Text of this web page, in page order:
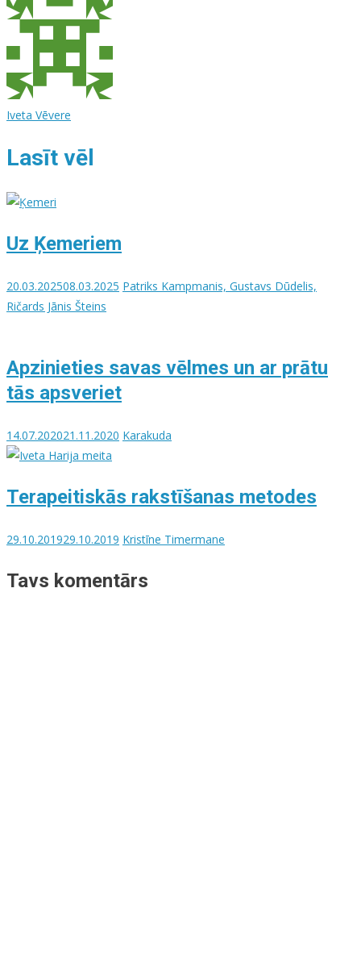
Iveta Vēvere
Lasīt vēl
Uz Ķemeriem
20.03.202508.03.2025 Patriks Kampmanis, Gustavs Dūdelis,
Ričards Jānis Šteins
Apzinieties savas vēlmes un ar prātu
tās apsveriet
14.07.202021.11.2020 Karakuda
Terapeitiskās rakstīšanas metodes
29.10.201929.10.2019 Kristīne Timermane
Tavs komentārs